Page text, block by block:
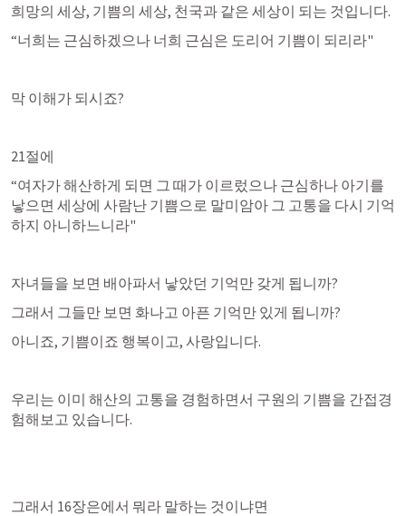
희망의 세상, 기쁨의 세상, 천국과 같은 세상이 되는 것입니다.
“너희는 근심하겠으나 너희 근심은 도리어 기쁨이 되리라"
막 이해가 되시죠?
21절에
“여자가 해산하게 되면 그 때가 이르렀으나 근심하나 아기를
낳으면 세상에 사람난 기쁨으로 말미암아 그 고통을 다시 기억
하지 아니하느니라"
자녀들을 보면 배아파서 낳았던 기억만 갖게 됩니까?
그래서 그들만 보면 화나고 아픈 기억만 있게 됩니까?
아니죠, 기쁨이죠 행복이고, 사랑입니다.
우리는 이미 해산의 고통을 경험하면서 구원의 기쁨을 간접경
험해보고 있습니다.
그래서 16장은에서 뭐라 말하는 것이냐면